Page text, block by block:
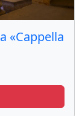
«Cappella